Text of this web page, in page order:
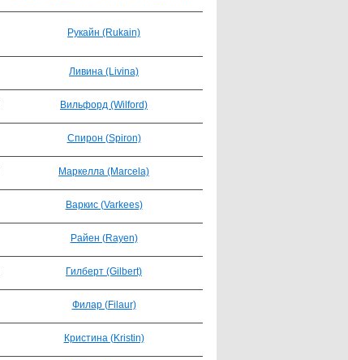
Рукайн (Rukain)
Ливина (Livina)
Вильфорд (Wilford)
Спирон (Spiron)
Маркелла (Marcela)
Варкис (Varkees)
Райен (Rayen)
Гилберт (Gilbert)
Филар (Filaur)
Кристина (Kristin)